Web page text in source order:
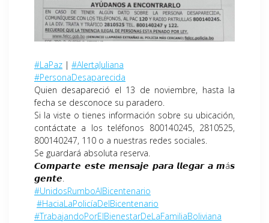
#LaPaz | #AlertaJuliana
#PersonaDesaparecida
Quien desapareció el 13 de noviembre, hasta la
fecha se desconoce su paradero.
Si la viste o tienes información sobre su ubicación,
contáctate a los teléfonos 800140245, 2810525,
800140247, 110 o a nuestras redes sociales.
Se guardará absoluta reserva.
𝘾𝙤𝙢𝙥𝙖𝙧𝙩𝙚 𝙚𝙨𝙩𝙚 𝙢𝙚𝙣𝙨𝙖𝙟𝙚 𝙥𝙖𝙧𝙖 𝙡𝙡𝙚𝙜𝙖𝙧 𝙖 𝙢á𝙨
𝙜𝙚𝙣𝙩𝙚.
#UnidosRumboAlBicentenario
#HaciaLaPolicíaDelBicentenario
#TrabajandoPorElBienestarDeLaFamiliaBoliviana